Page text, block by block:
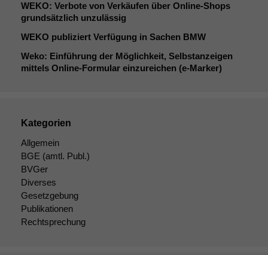
WEKO: Verbote von Verkäufen über Online-Shops
grundsätzlich unzulässig
WEKO publiziert Verfügung in Sachen BMW
Weko: Einführung der Möglichkeit, Selbstanzeigen
mittels Online-Formular einzureichen (e‑Marker)
Kategorien
Allgemein
BGE (amtl. Publ.)
BVGer
Diverses
Gesetzgebung
Publikationen
Rechtsprechung